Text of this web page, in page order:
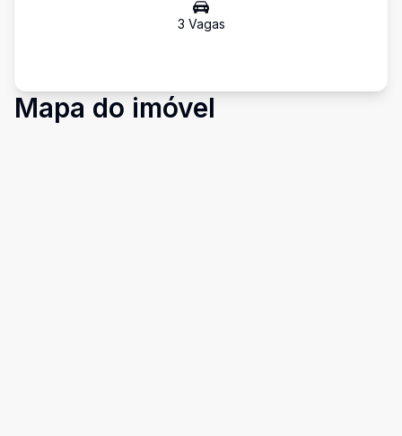
3 Vagas
Mapa do imóvel